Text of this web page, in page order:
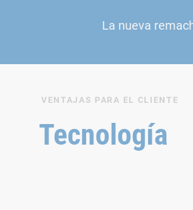
La nueva
VENTAJAS PARA EL CLIENTE
Tecnología